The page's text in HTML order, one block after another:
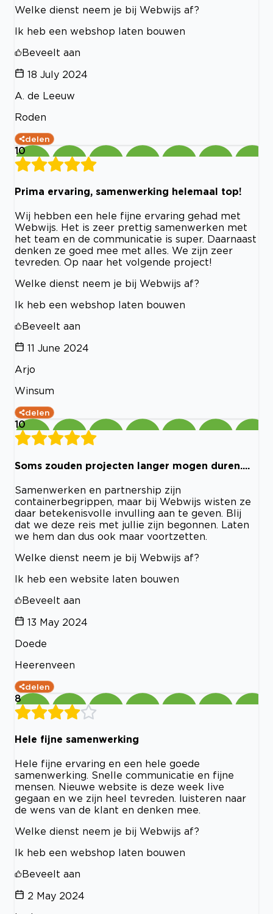
Welke dienst neem je bij Webwijs af?
Ik heb een webshop laten bouwen
Beveelt aan
18 July 2024
A. de Leeuw
Roden
delen
10
Prima ervaring, samenwerking helemaal top!
Wij hebben een hele fijne ervaring gehad met
Webwijs. Het is zeer prettig samenwerken met
het team en de communicatie is super. Daarnaast
denken ze goed mee met alles. We zijn zeer
tevreden. Op naar het volgende project!
Welke dienst neem je bij Webwijs af?
Ik heb een webshop laten bouwen
Beveelt aan
11 June 2024
Arjo
Winsum
delen
10
Soms zouden projecten langer mogen duren....
Samenwerken en partnership zijn
containerbegrippen, maar bij Webwijs wisten ze
daar betekenisvolle invulling aan te geven. Blij
dat we deze reis met jullie zijn begonnen. Laten
we hem dan dus ook maar voortzetten.
Welke dienst neem je bij Webwijs af?
Ik heb een website laten bouwen
Beveelt aan
13 May 2024
Doede
Heerenveen
delen
8
Hele fijne samenwerking
Hele fijne ervaring en een hele goede
samenwerking. Snelle communicatie en fijne
mensen. Nieuwe website is deze week live
gegaan en we zijn heel tevreden. luisteren naar
de wens van de klant en denken mee.
Welke dienst neem je bij Webwijs af?
Ik heb een webshop laten bouwen
Beveelt aan
2 May 2024